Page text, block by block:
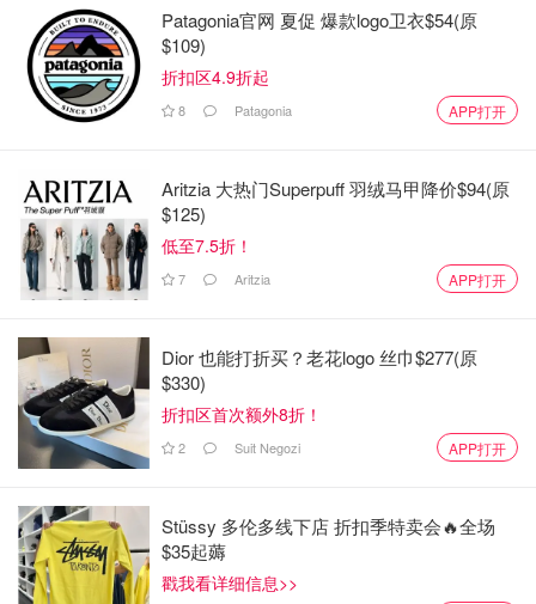
Thera Tears 润滑眼药水 30 毫升
$17.09
Patagonia官网 夏促 爆款logo卫衣$54(原
$109)
折扣区4.9折起
8 Patagonia APP打开
Aritzia 大热门Superpuff 羽绒马甲降价$94(原
$125)
低至7.5折！
7 Aritzia APP打开
Dior 也能打折买？老花logo 丝巾$277(原
$330)
折扣区首次额外8折！
2 Suit Negozi APP打开
Stüssy 多伦多线下店 折扣季特卖会🔥全场
$35起薅
戳我看详细信息>>